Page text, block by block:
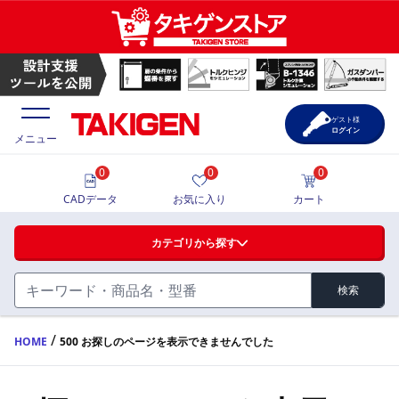
ハンドル・取手・つまみ・周辺機器
FA・A
蝶番・ステー・周辺機器
価格一覧
製品カタログ
メニュー
カテゴリから探す
検索
0
CADデータ
0
お気に入り
0
カート
ゲスト様
ログイン
HOME / 500 お探しのページを表示できませんでした